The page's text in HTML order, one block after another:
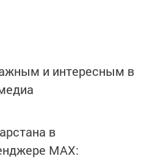
и интересным в
в
MАХ: